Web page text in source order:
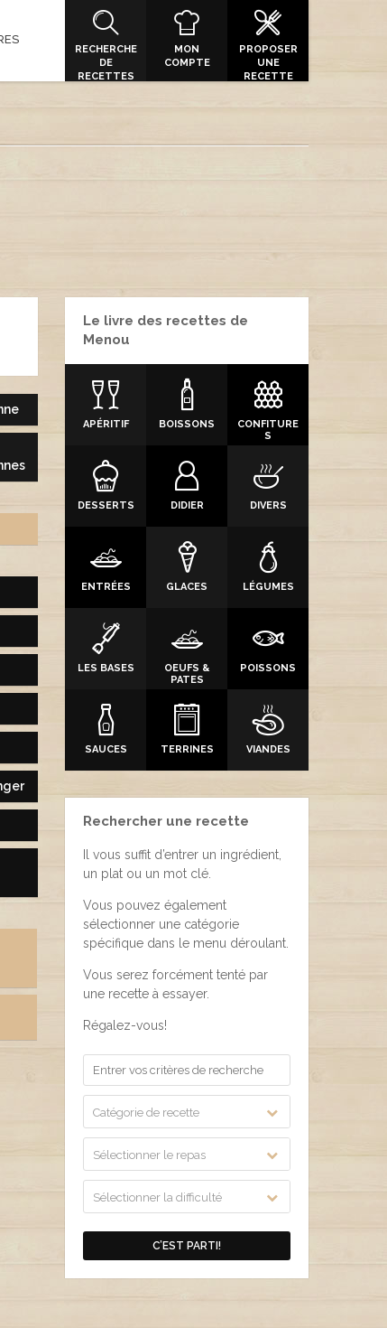
RECHERCHE
DE
RECETTES
MON
COMPTE
PROPOSER
UNE
RECETTE
Le livre des recettes de
Menou
APÉRITIF BOISSONS
CONFITURE
S
DESSERTS DIDIER DIVERS
ENTRÉES GLACES LÉGUMES
LES BASES
OEUFS &
PATES
POISSONS
SAUCES TERRINES VIANDES
Rechercher une recette
Il vous suffit d’entrer un ingrédient,
un plat ou un mot clé.
Vous pouvez également
sélectionner une catégorie
spécifique dans le menu déroulant.
Vous serez forcément tenté par
une recette à essayer.
Régalez-vous!
Catégorie de recette
Sélectionner le repas
Sélectionner la difficulté